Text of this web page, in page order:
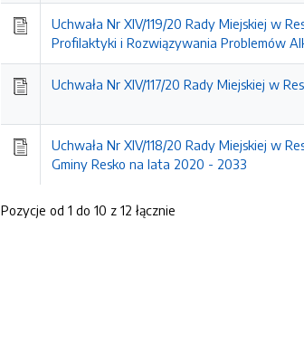
Uchwała Nr XIV/119/20 Rady Miejskiej w
Profilaktyki i Rozwiązywania Problemów
Uchwała Nr XIV/117/20 Rady Miejskiej w
Uchwała Nr XIV/118/20 Rady Miejskiej w
Gminy Resko na lata 2020 - 2033
Pozycje od 1 do 10 z 12 łącznie